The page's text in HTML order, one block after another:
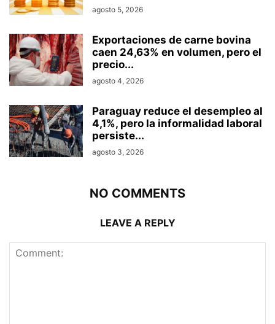
agosto 5, 2026
Exportaciones de carne bovina
caen 24,63% en volumen, pero el
precio...
agosto 4, 2026
Paraguay reduce el desempleo al
4,1%, pero la informalidad laboral
persiste...
agosto 3, 2026
NO COMMENTS
LEAVE A REPLY